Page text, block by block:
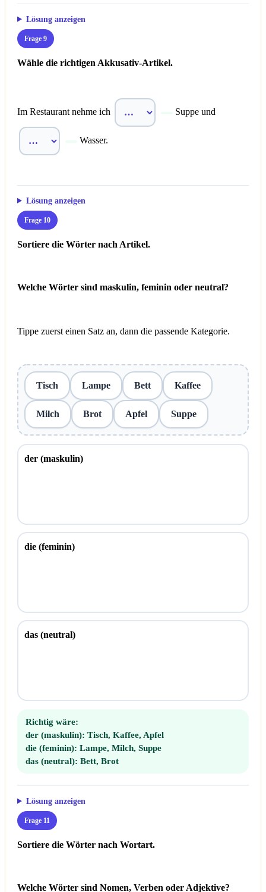
Lösung anzeigen
Frage 9
Wähle die richtigen Akkusativ-Artikel.
Im Restaurant nehme ich Suppe und
Wasser.
Lösung anzeigen
Frage 10
Sortiere die Wörter nach Artikel.
Welche Wörter sind maskulin, feminin oder neutral?
Tippe zuerst einen Satz an, dann die passende Kategorie.
Tisch Lampe Bett Kaffee
Milch Brot Apfel Suppe
der (maskulin)
die (feminin)
das (neutral)
Richtig wäre:
der (maskulin): Tisch, Kaffee, Apfel
die (feminin): Lampe, Milch, Suppe
das (neutral): Bett, Brot
Lösung anzeigen
Frage 11
Sortiere die Wörter nach Wortart.
Welche Wörter sind Nomen, Verben oder Adjektive?